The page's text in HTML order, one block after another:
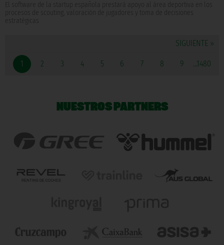
El software de la startup española prestará apoyo al área deportiva en los
procesos de scouting, valoración de jugadores y toma de decisiones
estratégicas
SIGUIENTE »
1 2 3 4 5 6 7 8 9 ...1480
NUESTROS PARTNERS